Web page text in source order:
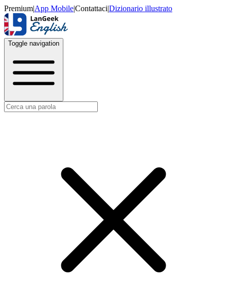
Premium|App Mobile|Contattaci|Dizionario illustrato
Toggle navigation